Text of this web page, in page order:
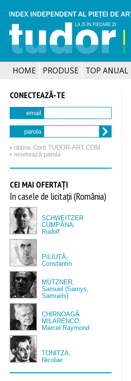
HOME PRODUSE TOP ANUAL
CONECTEAZĂ‑TE
email
parola
• obține Cont TUDOR‑ART.COM
• resetează parola
CEI MAI OFERTAȚI
în casele de licitații (România)
SCHWEITZER
CUMPĂNA,
Rudolf
PILIUȚĂ,
Constantin
MÜTZNER,
Samuel (Samys,
Samuels)
CHIRNOAGĂ
MILARENCO,
Marcel Raymond
TONITZA,
Nicolae